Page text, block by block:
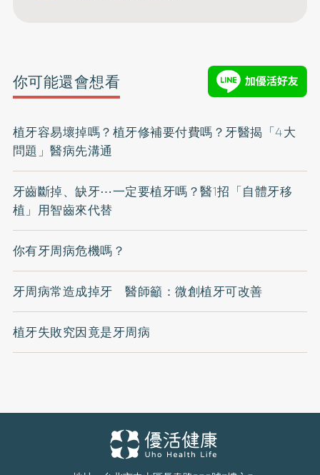
你可能還會想看
植牙容易壞掉嗎？植牙修補要付費嗎？牙醫揭「4大
問題」醫病先溝通
牙齒斷掉、缺牙⋯一定要植牙嗎？醫1招「自體牙移
植」用智齒來代替
你有牙周病危機嗎？
牙周病常造成掉牙 醫師籲：微創植牙可改善
植牙失敗究因竟是牙周病